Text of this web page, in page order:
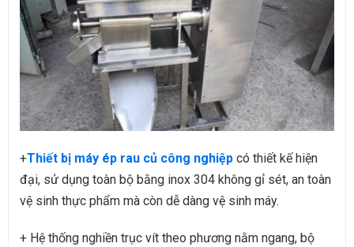
+Thiết bị máy ép rau củ công nghiệpcó thiết kế hiện
đại, sử dụng toàn bộ bằng inox 304 không gỉ sét, an toàn
vệ sinh thực phẩm mà còn dễ dàng vệ sinh máy.
+ Hệ thống nghiền trục vít theo phương nằm ngang, bộ